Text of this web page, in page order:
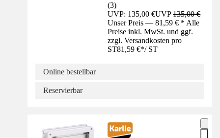
(3)
UVP: 135,00 €UVP135,00 €
Unser Preis — 81,59 € * Alle
Preise inkl. MwSt. und ggf.
zzgl. Versandkosten pro
ST81,59 €*/ ST
Online bestellbar
Reservierbar